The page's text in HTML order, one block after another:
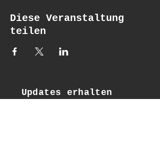
Diese Veranstaltung
teilen
Updates erhalten